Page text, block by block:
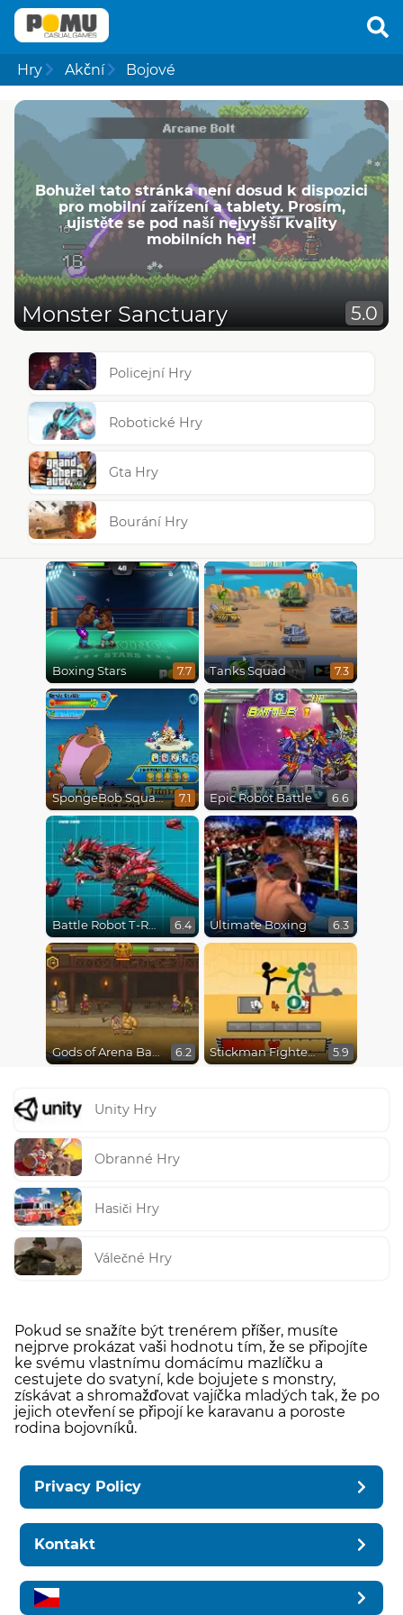
Hry Akční Bojové
Bohužel tato stránka není dosud k dispozici
pro mobilní zařízení a tablety. Prosím,
ujistěte se pod naší nejvyšší kvality
mobilních her!
Monster Sanctuary 5.0
Policejní Hry
Robotické Hry
Gta Hry
Bourání Hry
Boxing Stars 7.7 Tanks Squad 7.3
SpongeBob SquarePants : Monster Island Adventures 7.1 Epic Robot Battle 6.6
Battle Robot T-Rex Age 6.4 Ultimate Boxing 6.3
Gods of Arena Battles 6.2 Stickman Fighter Epic Battles 5.9
Unity Hry
Obranné Hry
Hasiči Hry
Válečné Hry
Pokud se snažíte být trenérem příšer, musíte
nejprve prokázat vaši hodnotu tím, že se připojíte
ke svému vlastnímu domácímu mazlíčku a
cestujete do svatyní, kde bojujete s monstry,
získávat a shromažďovat vajíčka mladých tak, že po
jejich otevření se připojí ke karavanu a poroste
rodina bojovníků.
Privacy Policy
Kontakt